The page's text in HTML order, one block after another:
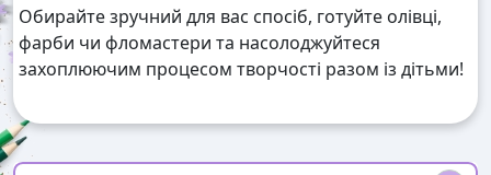
Обирайте зручний для вас спосіб, готуйте олівці,
фарби чи фломастери та насолоджуйтеся
захоплюючим процесом творчості разом із дітьми!